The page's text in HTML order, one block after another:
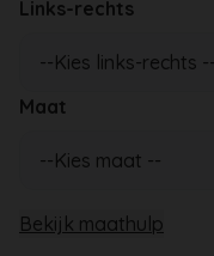
Links-rechts
Maat
Bekijk maathulp